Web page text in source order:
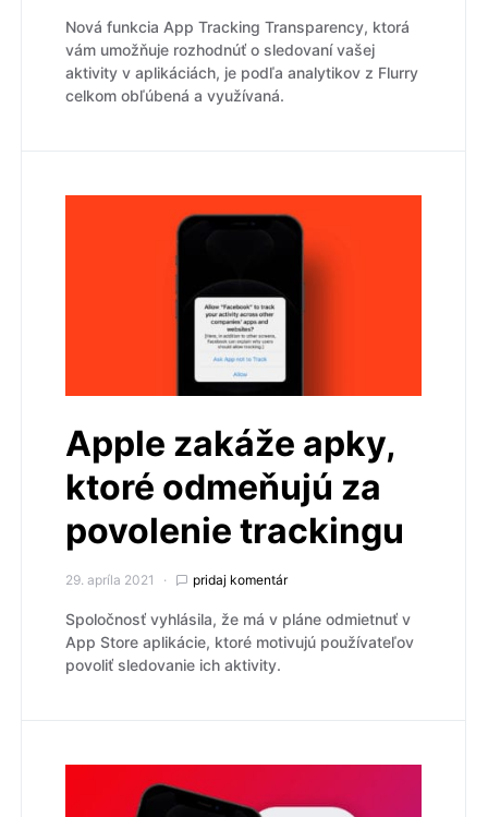
Nová funkcia App Tracking Transparency, ktorá
vám umožňuje rozhodnúť o sledovaní vašej
aktivity v aplikáciách, je podľa analytikov z Flurry
celkom obľúbená a využívaná.
Apple zakáže apky,
ktoré odmeňujú za
povolenie trackingu
29. apríla 2021 pridaj komentár
Spoločnosť vyhlásila, že má v pláne odmietnuť v
App Store aplikácie, ktoré motivujú používateľov
povoliť sledovanie ich aktivity.